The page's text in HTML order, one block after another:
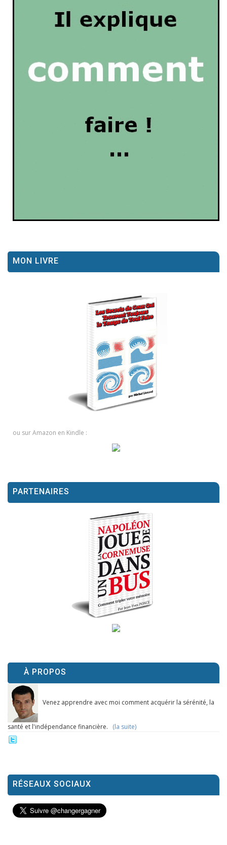
MON LIVRE
ou sur Amazon en Kindle :
PARTENAIRES
À PROPOS
Venez apprendre avec moi comment acquérir la sérénité, la
santé et l'indépendance financière. (la suite)
RÉSEAUX SOCIAUX